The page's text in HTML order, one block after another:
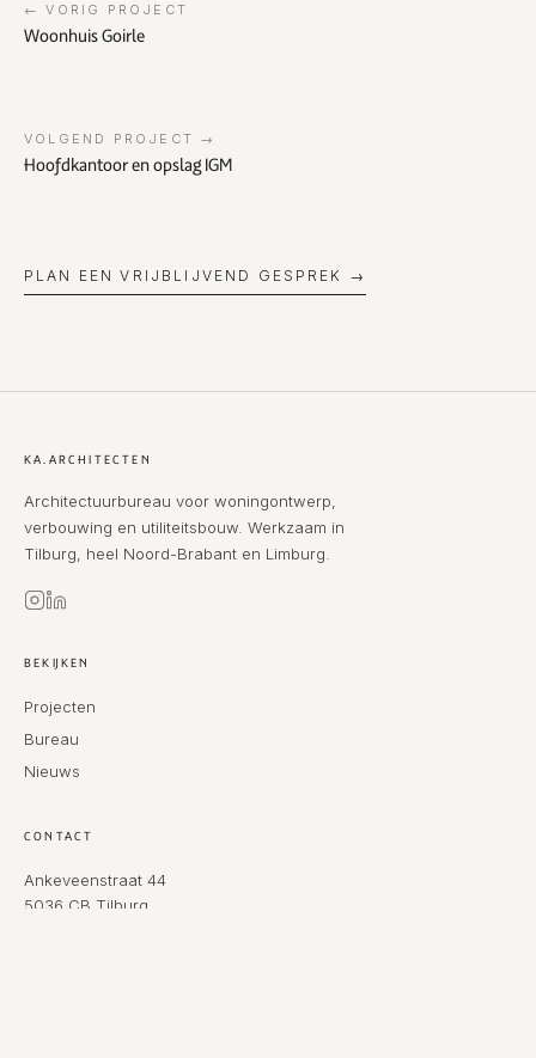
← VORIG PROJECT
Woonhuis Goirle
VOLGEND PROJECT →
Hoofdkantoor en opslag IGM
PLAN EEN VRIJBLIJVEND GESPREK →
KA.ARCHITECTEN
Architectuurbureau voor woningontwerp,
verbouwing en utiliteitsbouw. Werkzaam in
Tilburg, heel Noord-Brabant en Limburg.
BEKIJKEN
Projecten
Bureau
Nieuws
CONTACT
Ankeveenstraat 44
5036 CB Tilburg